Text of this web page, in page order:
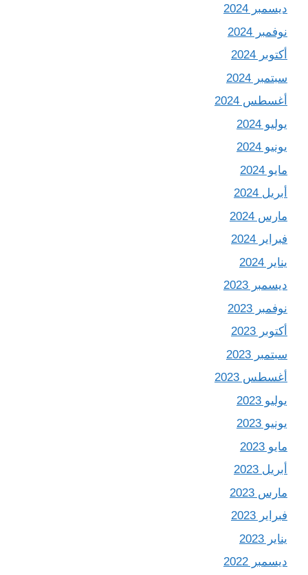
ديسمبر 2024
نوفمبر 2024
أكتوبر 2024
سبتمبر 2024
أغسطس 2024
يوليو 2024
يونيو 2024
مايو 2024
أبريل 2024
مارس 2024
فبراير 2024
يناير 2024
ديسمبر 2023
نوفمبر 2023
أكتوبر 2023
سبتمبر 2023
أغسطس 2023
يوليو 2023
يونيو 2023
مايو 2023
أبريل 2023
مارس 2023
فبراير 2023
يناير 2023
ديسمبر 2022